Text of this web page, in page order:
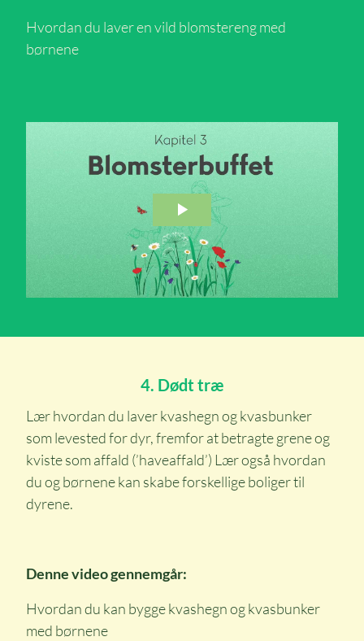
Hvordan du laver en vild blomstereng med
børnene
4. Dødt træ
Lær hvordan du laver kvashegn og kvasbunker
som levested for dyr, fremfor at betragte grene og
kviste som affald (’haveaffald’) Lær også hvordan
du og børnene kan skabe forskellige boliger til
dyrene.
Denne video gennemgår:
Hvordan du kan bygge kvashegn og kvasbunker
med børnene